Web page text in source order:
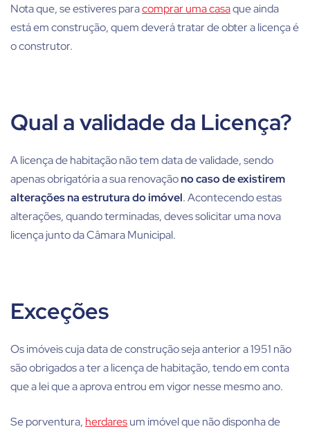
Nota que, se estiveres paracomprar uma casaque ainda
está em construção, quem deverá tratar de obter a licença é
o construtor.
Qual a validade da Licença?
A licença de habitação não tem data de validade, sendo
apenas obrigatória a sua renovaçãono caso de existirem
alterações na estrutura do imóvel. Acontecendo estas
alterações, quando terminadas, deves solicitar uma nova
licença junto da Câmara Municipal.
Exceções
Os imóveis cuja data de construção seja anterior a 1951 não
são obrigados a ter a licença de habitação, tendo em conta
que a lei que a aprova entrou em vigor nesse mesmo ano.
Se porventura, herdaresum imóvel que não disponha de